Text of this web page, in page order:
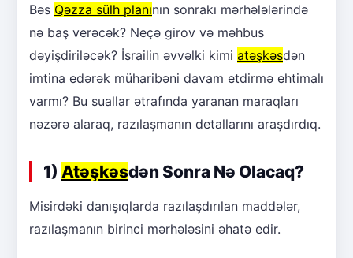
Bəs Qəzza sülh planının sonrakı mərhələlərində
nə baş verəcək? Neçə girov və məhbus
dəyişdiriləcək? İsrailin əvvəlki kimi atəşkəsdən
imtina edərək müharibəni davam etdirmə ehtimalı
varmı? Bu suallar ətrafında yaranan maraqları
nəzərə alaraq, razılaşmanın detallarını araşdırdıq.
1) Atəşkəsdən Sonra Nə Olacaq?
Misirdəki danışıqlarda razılaşdırılan maddələr,
razılaşmanın birinci mərhələsini əhatə edir.